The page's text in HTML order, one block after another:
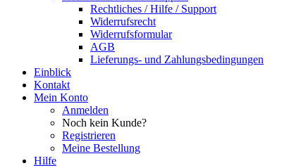
Rechtliches / Hilfe / Support
Widerrufsrecht
Widerrufsformular
AGB
Lieferungs- und Zahlungsbedingungen
Einblick
Kontakt
Mein Konto
Anmelden
Noch kein Kunde?
Registrieren
Meine Bestellung
Hilfe